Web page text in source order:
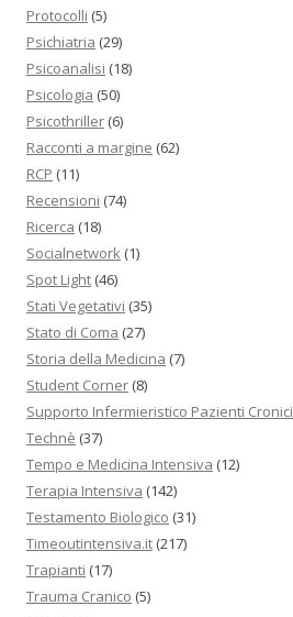
Protocolli (5)
Psichiatria (29)
Psicoanalisi (18)
Psicologia (50)
Psicothriller (6)
Racconti a margine (62)
RCP (11)
Recensioni (74)
Ricerca (18)
Socialnetwork (1)
Spot Light (46)
Stati Vegetativi (35)
Stato di Coma (27)
Storia della Medicina (7)
Student Corner (8)
Supporto Infermieristico Pazienti Cronici
Technè (37)
Tempo e Medicina Intensiva (12)
Terapia Intensiva (142)
Testamento Biologico (31)
Timeoutintensiva.it (217)
Trapianti (17)
Trauma Cranico (5)